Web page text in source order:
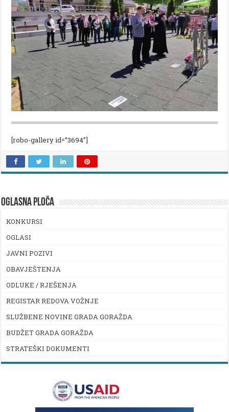
[robo-gallery id=”3694”]
OGLASNA PLOČA
KONKURSI
OGLASI
JAVNI POZIVI
OBAVJEŠTENJA
ODLUKE / RJEŠENJA
REGISTAR REDOVA VOŽNJE
SLUŽBENE NOVINE GRADA GORAŽDA
BUDŽET GRADA GORAŽDA
STRATEŠKI DOKUMENTI